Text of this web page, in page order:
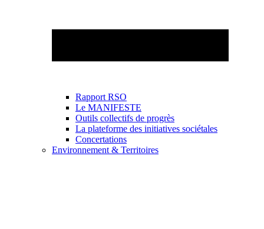
Rapport RSO
Le MANIFESTE
Outils collectifs de progrès
La plateforme des initiatives sociétales
Concertations
Environnement & Territoires